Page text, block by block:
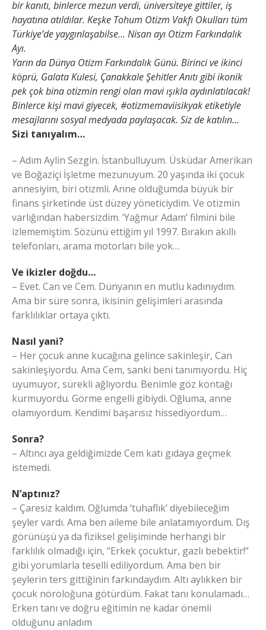
bir kanıtı, binlerce mezun verdi, üniversiteye gittiler, iş
hayatına atıldılar. Keşke Tohum Otizm Vakfı Okulları tüm
Türkiye’de yaygınlaşabilse… Nisan ayı Otizm Farkındalık
Ayı.
Yarın da Dünya Otizm Farkındalık Günü. Birinci ve ikinci
köprü, Galata Kulesi, Çanakkale Şehitler Anıtı gibi ikonik
pek çok bina otizmin rengi olan mavi ışıkla aydınlatılacak!
Binlerce kişi mavi giyecek, #otizmemaviisikyak etiketiyle
mesajlarını sosyal medyada paylaşacak. Siz de katılın…
Sizi tanıyalım…
– Adım Aylin Sezgin. İstanbulluyum. Üsküdar Amerikan
ve Boğaziçi İşletme mezunuyum. 20 yaşında iki çocuk
annesiyim, biri otizmli. Anne olduğumda büyük bir
finans şirketinde üst düzey yöneticiydim. Ve otizmin
varlığından habersizdim. ‘Yağmur Adam’ filmini bile
izlememiştim. Sözünü ettiğim yıl 1997. Bırakın akıllı
telefonları, arama motorları bile yok…
Ve ikizler doğdu…
– Evet. Can ve Cem. Dünyanın en mutlu kadınıydım.
Ama bir süre sonra, ikisinin gelişimleri arasında
farklılıklar ortaya çıktı.
Nasıl yani?
– Her çocuk anne kucağına gelince sakinleşir, Can
sakinleşiyordu. Ama Cem, sanki beni tanımıyordu. Hiç
uyumuyor, sürekli ağlıyordu. Benimle göz kontağı
kurmuyordu. Görme engelli gibiydi. Oğluma, anne
olamıyordum. Kendimi başarısız hissediyordum…
Sonra?
– Altıncı aya geldiğimizde Cem katı gıdaya geçmek
istemedi.
N’aptınız?
– Çaresiz kaldım. Oğlumda ‘tuhaflık’ diyebileceğim
şeyler vardı. Ama ben aileme bile anlatamıyordum. Dış
görünüşü ya da fiziksel gelişiminde herhangi bir
farklılık olmadığı için, “Erkek çocuktur, gazlı bebektir!”
gibi yorumlarla teselli ediliyordum. Ama ben bir
şeylerin ters gittiğinin farkındaydım. Altı aylıkken bir
çocuk nöroloğuna götürdüm. Fakat tanı konulamadı…
Erken tanı ve doğru eğitimin ne kadar önemli
olduğunu anladım